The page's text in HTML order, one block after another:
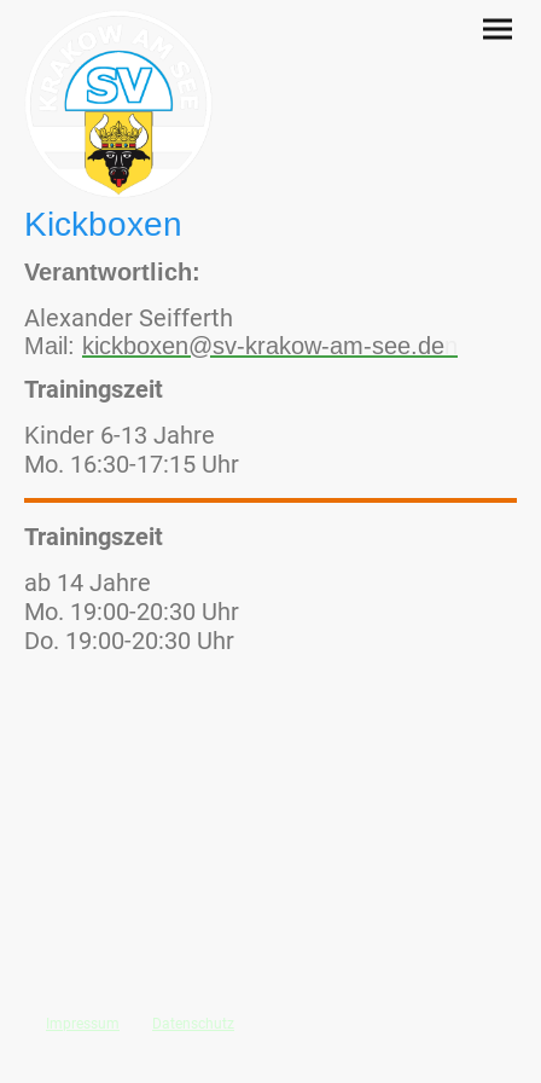
Kickboxen
Verantwortlich:
Alexander Seifferth
Mail: kickboxen@sv-krakow-am-see.de
Trainingszeit
Kinder 6-13 Jahre
Mo. 16:30-17:15 Uhr
Trainingszeit
ab 14 Jahre
Mo. 19:00-20:30 Uhr
Do. 19:00-20:30 Uhr
Impressum Datenschutz